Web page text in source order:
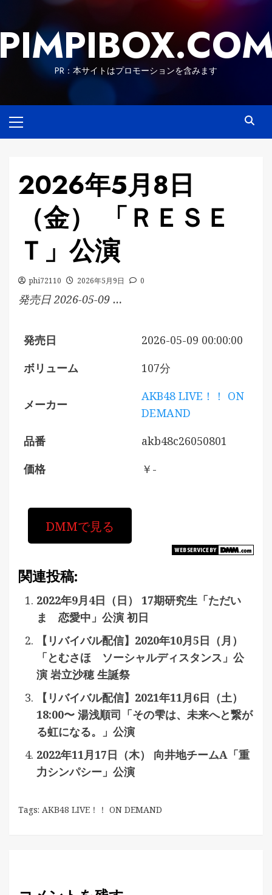
content
PR：本サイトはプロモーションを含みます
Menu
2026年5月8日
（金） 「ＲＥＳＥ
Ｔ」公演
phi72110 2026年5月9日 0
発売日 2026-05-09 …
発売日
2026-05-09 00:00:00
ボリューム
107分
メーカー
AKB48 LIVE！！ ON
DEMAND
品番
akb48c26050801
価格
￥-
DMMで見る
関連投稿:
2022年9月4日（日） 17期研究生「ただい
ま 恋愛中」公演 初日
【リバイバル配信】2020年10月5日（月）
「とむさほ ソーシャルディスタンス」公
演 岩立沙穂 生誕祭
【リバイバル配信】2021年11月6日（土）
18:00〜 湯浅順司「その雫は、未来へと繋が
る虹になる。」公演
2022年11月17日（木） 向井地チームA「重
力シンパシー」公演
Tags: AKB48 LIVE！！ ON DEMAND